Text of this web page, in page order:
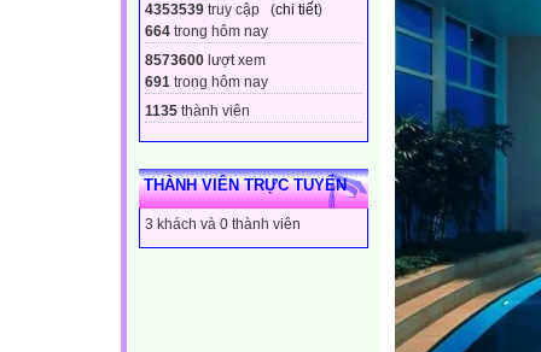
4353539 truy cập (chi tiết)
664 trong hôm nay
8573600 lượt xem
691 trong hôm nay
1135 thành viên
THÀNH VIÊN TRỰC TUYẾN
3 khách và 0 thành viên